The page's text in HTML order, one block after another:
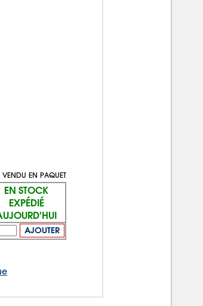
VENDU EN PAQUET
EN STOCK
EXPÉDIÉ
AJOUTER